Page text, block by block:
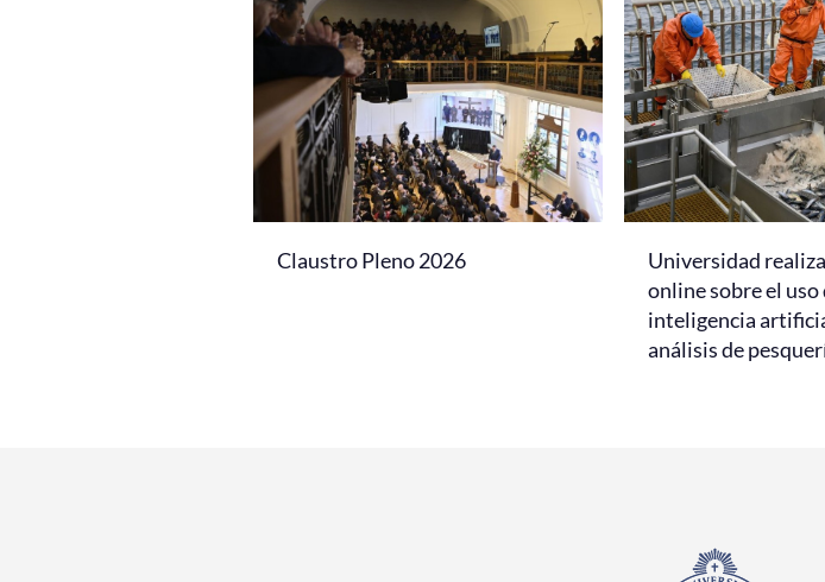
Claustro Pleno 2026
Universidad
online sobre el uso
inteligencia
análisis de